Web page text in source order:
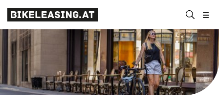
BLS
Bikeleasing-
Service
Österreich
GmbH
Bikeleasing
ist
zuverlässiger
Partner
für
Dienstrad-
https://bikeleasing.at/